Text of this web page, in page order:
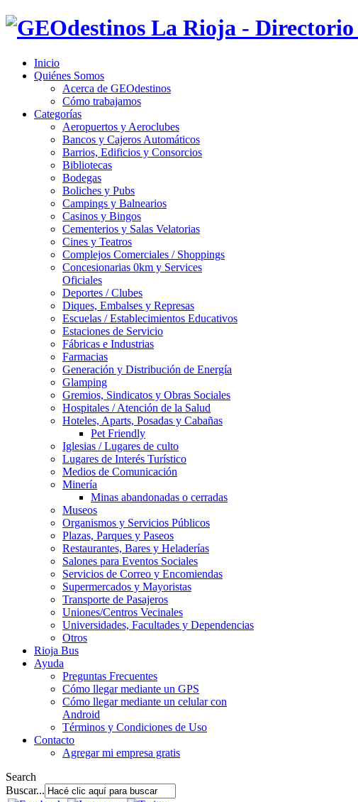
Inicio
Quiénes Somos
Acerca de GEOdestinos
Cómo trabajamos
Categorías
Aeropuertos y Aeroclubes
Bancos y Cajeros Automáticos
Barrios, Edificios y Consorcios
Bibliotecas
Bodegas
Boliches y Pubs
Campings y Balnearios
Casinos y Bingos
Cementerios y Salas Velatorias
Cines y Teatros
Complejos Comerciales / Shoppings
Concesionarias 0km y Services
Oficiales
Deportes / Clubes
Diques, Embalses y Represas
Escuelas / Establecimientos Educativos
Estaciones de Servicio
Fábricas e Industrias
Farmacias
Generación y Distribución de Energía
Glamping
Gremios, Sindicatos y Obras Sociales
Hospitales / Atención de la Salud
Hoteles, Aparts, Posadas y Cabañas
Pet Friendly
Iglesias / Lugares de culto
Lugares de Interés Turístico
Medios de Comunicación
Minería
Minas abandonadas o cerradas
Museos
Organismos y Servicios Públicos
Plazas, Parques y Paseos
Restaurantes, Bares y Heladerías
Salones para Eventos Sociales
Servicios de Correo y Encomiendas
Supermercados y Mayoristas
Transporte de Pasajeros
Uniones/Centros Vecinales
Universidades, Facultades y Dependencias
Otros
Rioja Bus
Ayuda
Preguntas Frecuentes
Cómo llegar mediante un GPS
Cómo llegar mediante un celular con
Android
Términos y Condiciones de Uso
Contacto
Agregar mi empresa gratis
Search
Buscar...